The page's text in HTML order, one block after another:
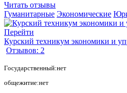
Читать отзывы
Гуманитарные Экономические
Перейти
Курский техникум экономики и
Отзывов: 2
Государственный:нет
общежитие:нет